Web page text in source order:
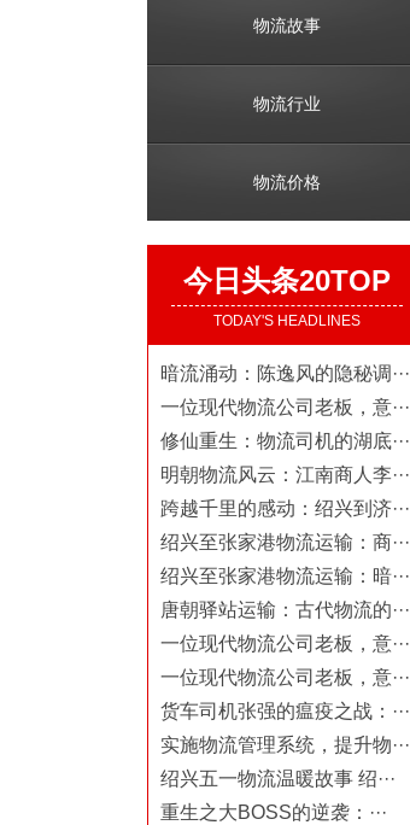
物流故事
物流行业
物流价格
今日头条20TOP
TODAY'S HEADLINES
暗流涌动：陈逸风的隐秘调···
一位现代物流公司老板，意···
修仙重生：物流司机的湖底···
明朝物流风云：江南商人李···
跨越千里的感动：绍兴到济···
绍兴至张家港物流运输：商···
绍兴至张家港物流运输：暗···
唐朝驿站运输：古代物流的···
一位现代物流公司老板，意···
一位现代物流公司老板，意···
货车司机张强的瘟疫之战：···
实施物流管理系统，提升物···
绍兴五一物流温暖故事 绍···
重生之大BOSS的逆袭：···